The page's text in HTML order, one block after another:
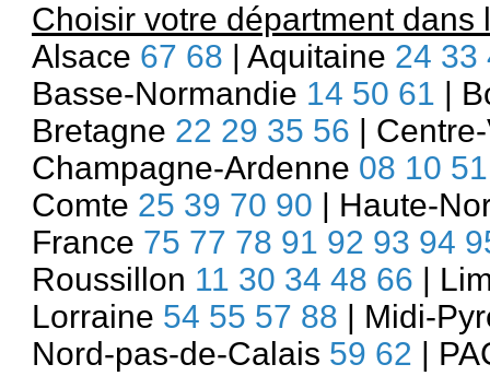
Choisir votre départment dans
Alsace 67 68 | Aquitaine 24 33
Basse-Normandie 14 50 61 |
Bretagne 22 29 35 56 |
Champagne-Ardenne 08 10 51
Comte 25 39 70 90 | Haute-
France 75 77 78 91 92 93 94
Roussillon 11 30 34 48 66 |
Lorraine 54 55 57 88 | Midi-
Nord-pas-de-Calais 59 62 |